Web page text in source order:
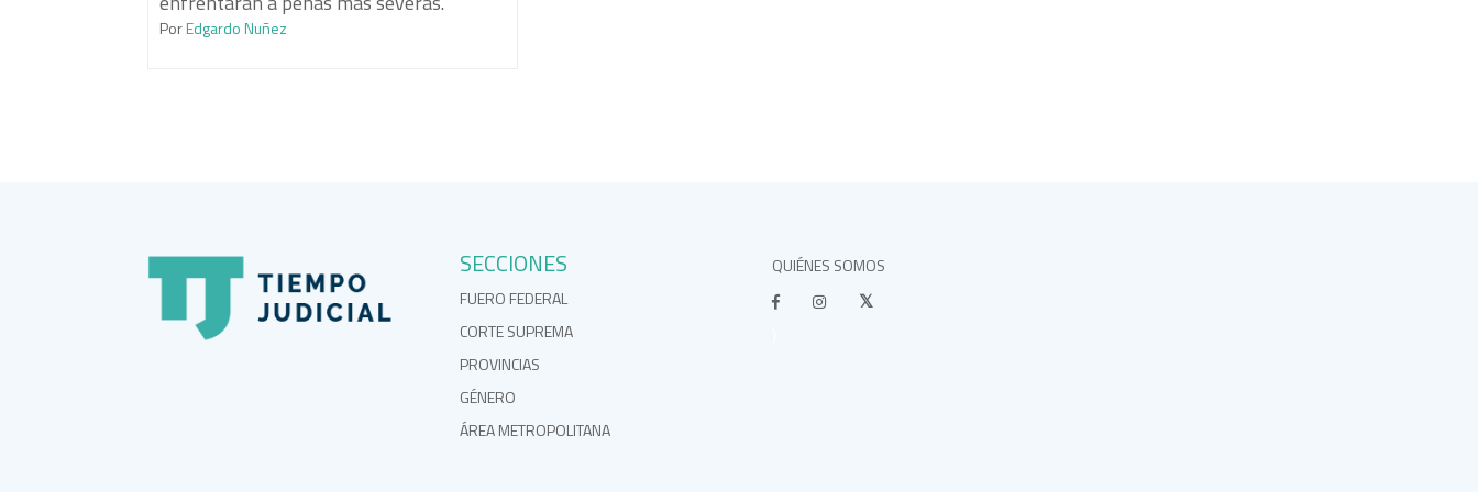
PorEdgardo Nuñez
SECCIONES
FUERO FEDERAL
CORTE SUPREMA
PROVINCIAS
GÉNERO
ÁREA METROPOLITANA
QUIÉNES SOMOS